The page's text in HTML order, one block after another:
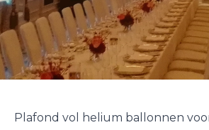
Plafond vol helium ballonnen